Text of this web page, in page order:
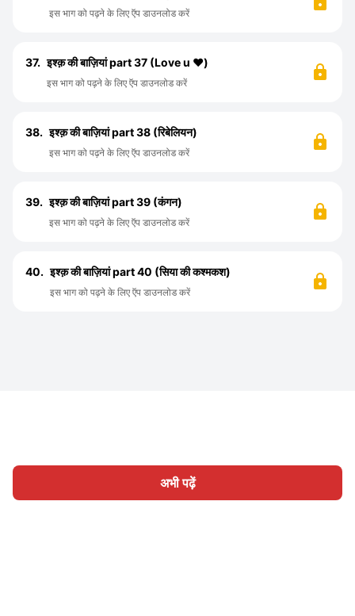
अभी पढ़ें
इस भाग को पढ़ने के लिए ऍप डाउनलोड करें
37. इश्क़ की बाज़ियां part 37 (Love u ❤️)
इस भाग को पढ़ने के लिए ऍप डाउनलोड करें
38. इश्क़ की बाज़ियां part 38 (रिबेलियन)
इस भाग को पढ़ने के लिए ऍप डाउनलोड करें
39. इश्क़ की बाज़ियां part 39 (कंगन)
इस भाग को पढ़ने के लिए ऍप डाउनलोड करें
40. इश्क़ की बाज़ियां part 40 (सिया की कश्मकश)
इस भाग को पढ़ने के लिए ऍप डाउनलोड करें
होम श्रेणी लिखिए लेख साइन इन